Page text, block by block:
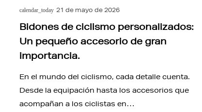
calendar_today 21 de mayo de 2026
Bidones de ciclismo personalizados:
Un pequeño accesorio de gran
importancia.
En el mundo del ciclismo, cada detalle cuenta.
Desde la equipación hasta los accesorios que
acompañan a los ciclistas en…